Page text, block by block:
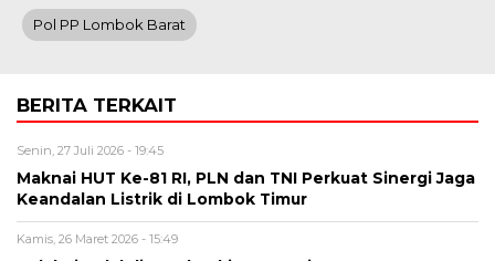
Pol PP Lombok Barat
BERITA TERKAIT
Senin, 27 Juli 2026 - 19:45
Maknai HUT Ke-81 RI, PLN dan TNI Perkuat Sinergi Jaga
Keandalan Listrik di Lombok Timur
Kamis, 26 Maret 2026 - 15:49